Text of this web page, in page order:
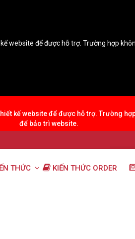
website để được hỗ trợ. Trường hợp
kế website để được hỗ trợ. Trường
để bảo trì website.
THỨC KIẾN THỨC ORDER